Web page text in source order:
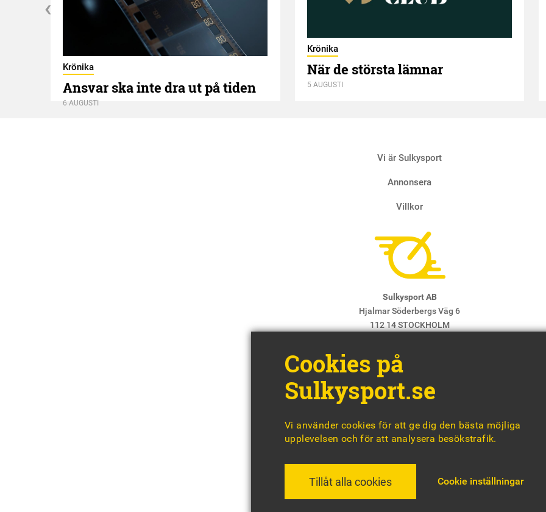
Krönika
Ansvar ska inte dra ut på tiden
6 AUGUSTI
Krönika
När de största lämnar
5 AUGUSTI
Vi är Sulkysport
Annonsera
Villkor
Sulkysport AB
Hjalmar Söderbergs Väg 6
112 14 STOCKHOLM
Chefredaktör & ansvarig utgivare:
Cookies på
Sulkysport.se
Vi använder cookies för att ge dig den bästa möjliga
upplevelsen och för att analysera besökstrafik.
Tillåt alla cookies Cookie inställningar